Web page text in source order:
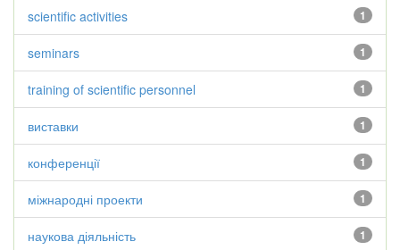
1
scientific activities
1
seminars
1
training of scientific personnel
1
виставки
1
конференції
1
міжнародні проекти
1
наукова діяльність